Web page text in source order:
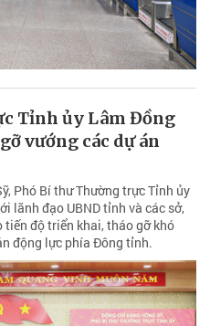
Tỉnh ủy Lâm Đồng
vướng các dự án
Phó Bí thư Thường trực Tỉnh ủy
lãnh đạo UBND tỉnh và các sở,
tiến độ triển khai, tháo gỡ khó
động lực phía Đông tỉnh.